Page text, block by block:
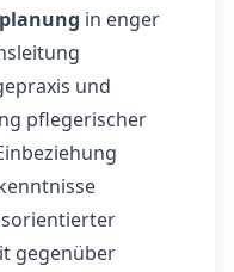
in enger
und
pflegerischer
gegenüber